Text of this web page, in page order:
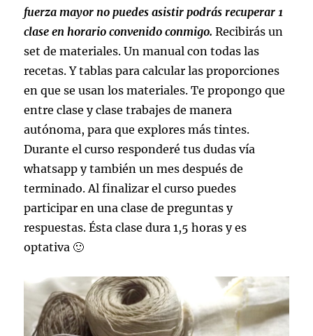
fuerza mayor no puedes asistir podrás recuperar 1
clase en horario convenido conmigo. Recibirás un
set de materiales. Un manual con todas las
recetas. Y tablas para calcular las proporciones
en que se usan los materiales. Te propongo que
entre clase y clase trabajes de manera
autónoma, para que explores más tintes.
Durante el curso responderé tus dudas vía
whatsappy también un mes después de
terminado. Al finalizar el curso puedes
participar en una clase de preguntas y
respuestas. Ésta clase dura 1,5 horas y es
optativa 🙂